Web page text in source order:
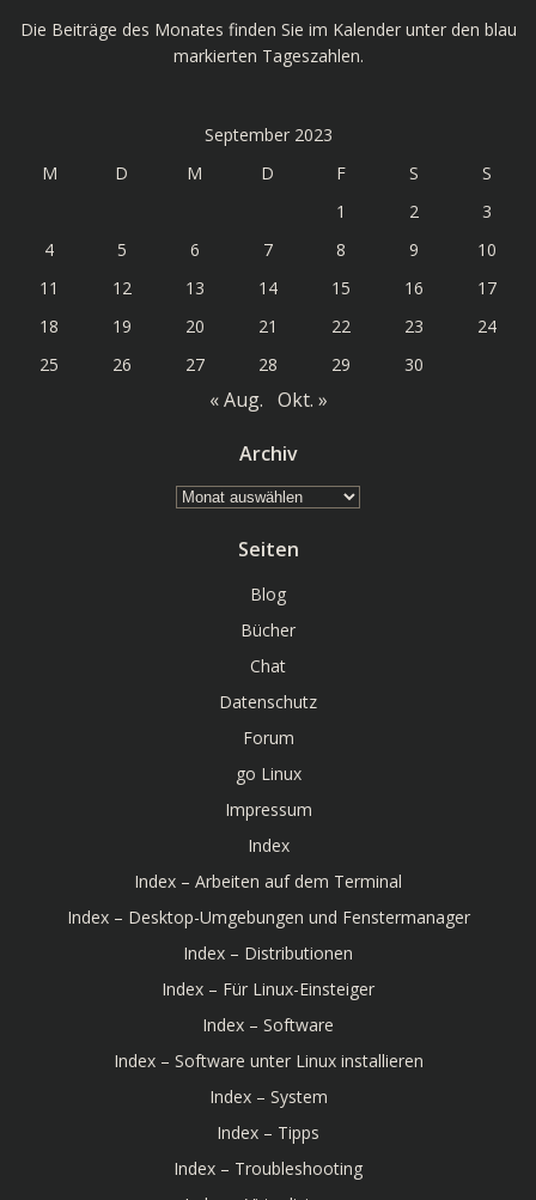
Die Beiträge des Monates finden Sie im Kalender unter den blau
markierten Tageszahlen.
September 2023
M
D M D F S
S
1
2
3
4
5 6 7 8 9
10
11
12 13 14 15 16
17
18
19 20 21 22 23
24
25
26 27 28 29 30
« Aug. Okt. »
Archiv
Archiv
Seiten
Blog
Bücher
Chat
Datenschutz
Forum
go Linux
Impressum
Index
Index – Arbeiten auf dem Terminal
Index – Desktop-Umgebungen und Fenstermanager
Index – Distributionen
Index – Für Linux-Einsteiger
Index – Software
Index – Software unter Linux installieren
Index – System
Index – Tipps
Index – Troubleshooting